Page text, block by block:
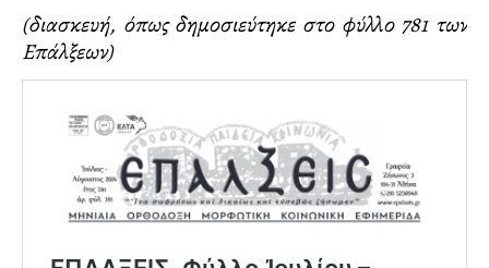
(διασκευή, όπως δημοσιεύτηκε στο φύλλο 781 των
Επάλξεων)